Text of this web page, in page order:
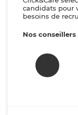
candidats pour
besoins de
Nos